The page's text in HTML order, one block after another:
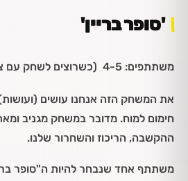
'סופר בריין'
משתתפים: 4-5 (כשרוצים לשחק עם צוות גדול, לכמה קבוצות)
את המשחק הזה אנחנו עושים
חימום למוח. מדובר במשחק מגניב
ההקשבה, הריכוז והשחרור שלנו.
משתתף אחד שנבחר להיות ה"סופר